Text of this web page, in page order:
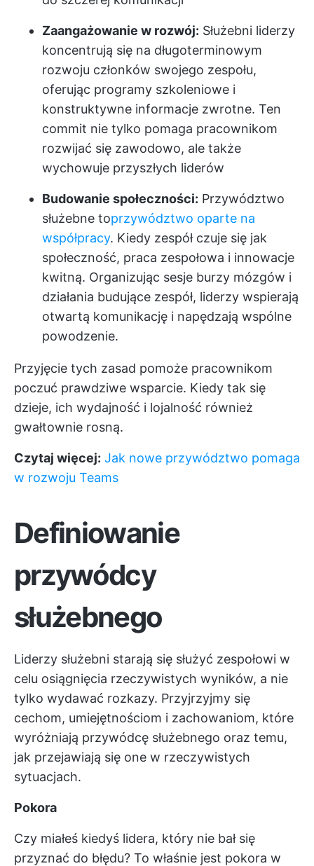
Zaangażowanie w rozwój: Służebni liderzy
koncentrują się na długoterminowym
rozwoju członków swojego zespołu,
oferując programy szkoleniowe i
konstruktywne informacje zwrotne. Ten
commit nie tylko pomaga pracownikom
rozwijać się zawodowo, ale także
wychowuje przyszłych liderów
Budowanie społeczności: Przywództwo
służebne toprzywództwo oparte na
współpracy. Kiedy zespół czuje się jak
społeczność, praca zespołowa i innowacje
kwitną. Organizując sesje burzy mózgów i
działania budujące zespół, liderzy wspierają
otwartą komunikację i napędzają wspólne
powodzenie.
Przyjęcie tych zasad pomoże pracownikom
poczuć prawdziwe wsparcie. Kiedy tak się
dzieje, ich wydajność i lojalność również
gwałtownie rosną.
Czytaj więcej: Jak nowe przywództwo pomaga
w rozwoju Teams
Definiowanie
przywódcy
służebnego
Liderzy służebni starają się służyć zespołowi w
celu osiągnięcia rzeczywistych wyników, a nie
tylko wydawać rozkazy. Przyjrzyjmy się
cechom, umiejętnościom i zachowaniom, które
wyróżniają przywódcę służebnego oraz temu,
jak przejawiają się one w rzeczywistych
sytuacjach.
Pokora
Czy miałeś kiedyś lidera, który nie bał się
przyznać do błędu? To właśnie jest pokora w